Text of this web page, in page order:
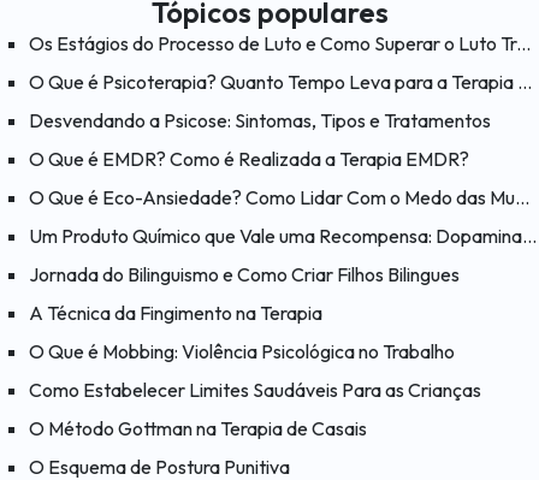
Tópicos populares
Os Estágios do Processo de Luto e Como Superar o Luto Traumático
O Que é Psicoterapia? Quanto Tempo Leva para a Terapia Funcionar?
Desvendando a Psicose: Sintomas, Tipos e Tratamentos
O Que é EMDR? Como é Realizada a Terapia EMDR?
O Que é Eco-Ansiedade? Como Lidar Com o Medo das Mudanças Climáticas?
Um Produto Químico que Vale uma Recompensa: Dopamina e Suas Funções
Jornada do Bilinguismo e Como Criar Filhos Bilingues
A Técnica da Fingimento na Terapia
O Que é Mobbing: Violência Psicológica no Trabalho
Como Estabelecer Limites Saudáveis Para as Crianças
O Método Gottman na Terapia de Casais
O Esquema de Postura Punitiva